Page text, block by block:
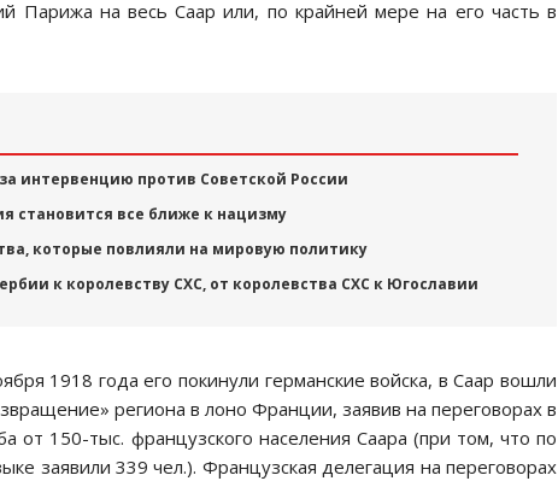
Парижа на весь Саар или, по крайней мере на его часть в
интервенцию против Советской России
становится все ближе к нацизму
которые повлияли на мировую политику
к королевству СХС, от королевства СХС к Югославии
1918 года его покинули германские войска, в Саар вошли
региона в лоно Франции, заявив на переговорах в
от 150-тыс. французского населения Саара (при том, что по
заявили 339 чел.). Французская делегация на переговорах